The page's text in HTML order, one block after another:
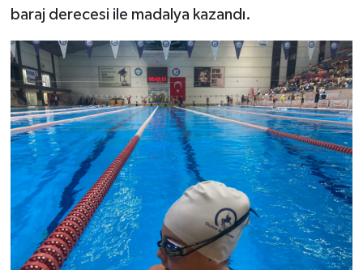
baraj derecesi ile madalya kazandı.